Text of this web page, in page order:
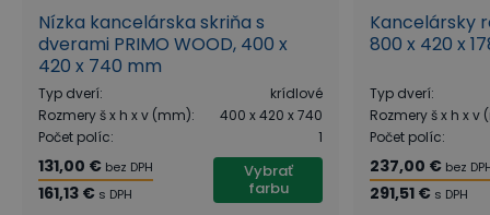
Pre kolekciu PRIMO WOOD je charakteristické
prevedenie všetkých prvkov v drevených tónoch.
Celodrevený dizajn jednotlivých prvkov prestupujúci
celou kolekciou pôsobí v kancelárii nielen
jednotným, uceleným dojmom, ale zároveň vnáša
do priestoru aj hrejivý pocit domácej atmosféry,
Nízka kancelárska skriňa s
dverami PRIMO WOOD, 400 x
420 x 740 mm
Typ dverí:
krídlové
Rozmery š x h x v (mm):
400 x 420 x 740
Počet políc: 1
131,00 € bez DPH
161,13 € s DPH
Vybrať
farbu
Kancelársky
800 x 420 x
Typ dverí:
Rozmery š x h x v
Počet políc:
237,00 € bez
291,51 € s DPH